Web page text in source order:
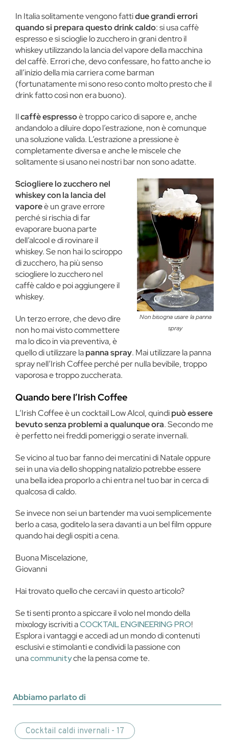
In Italia solitamente vengono fattidue grandi errori
quando si prepara questo drink caldo: si usa caffè
espresso e si scioglie lo zucchero in grani dentro il
whiskey utilizzando la lancia del vapore della macchina
del caffè. Errori che, devo confessare, ho fatto anche io
all’inizio della mia carriera come barman
(fortunatamente mi sono reso conto molto presto che il
drink fatto così non era buono).
Ilcaffè espressoè troppo carico di sapore e, anche
andandolo a diluire dopo l’estrazione, non è comunque
una soluzione valida. L’estrazione a pressione è
completamente diversa e anche le miscele che
solitamente si usano nei nostri bar non sono adatte.
Non bisogna usare la panna
spray
Sciogliere lo zucchero nel
whiskey con la lancia del
vaporeè un grave errore
perché si rischia di far
evaporare buona parte
dell’alcool e di rovinare il
whiskey. Se non hai lo sciroppo
di zucchero, ha più senso
sciogliere lo zucchero nel
caffè caldo e poi aggiungere il
whiskey.
Un terzo errore, che devo dire
non ho mai visto commettere
ma lo dico in via preventiva, è
quello di utilizzare lapanna spray. Mai utilizzare la panna
spray nell’Irish Coffee perché per nulla bevibile, troppo
vaporosa e troppo zuccherata.
Quando bere l’Irish Coffee
L’Irish Coffee è un cocktail Low Alcol, quindipuò essere
bevuto senza problemi a qualunque ora. Secondo me
è perfetto nei freddi pomeriggi o serate invernali.
Se vicino al tuo bar fanno dei mercatini di Natale oppure
sei in una via dello shopping natalizio potrebbe essere
una bella idea proporlo a chi entra nel tuo bar in cerca di
qualcosa di caldo.
Se invece non sei un bartender ma vuoi semplicemente
berlo a casa, goditelo la sera davanti a un bel film oppure
quando hai degli ospiti a cena.
Buona Miscelazione,
Giovanni
Hai trovato quello che cercavi in questo articolo?
Se ti senti pronto a spiccare il volo nel mondo della
mixology iscriviti aCOCKTAIL ENGINEERING PRO!
Esplora i vantaggi e accedi ad un mondo di contenuti
esclusivi e stimolanti e condividi la passione con
unacommunityche la pensa come te.
Abbiamo parlato di
Cocktail caldi invernali - 17